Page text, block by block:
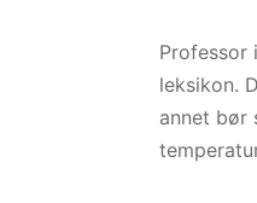
Professor
leksikon.
annet bør